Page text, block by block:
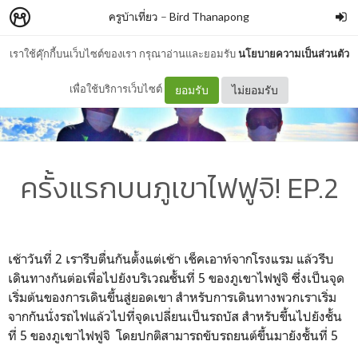
เราใช้คุ๊กกี้บนเว็บไซต์ของเรา กรุณาอ่านและยอมรับนโยบายความเป็นส่วนตัว
เพื่อใช้บริการเว็บไซต์ ยอมรับ ไม่ยอมรับ
ครูบ้าเที่ยว – Bird Thanapong
ครั้งแรกบนภูเขาไฟฟูจิ! EP.2
เช้าวันที่ 2 เรารีบตื่นกันตั้งแต่เช้า เช็คเอาท์จากโรงแรม แล้วรีบ
เดินทางกันต่อเพื่อไปยังบริเวณชั้นที่ 5 ของภูเขาไฟฟูจิ ซึ่งเป็นจุด
เริ่มต้นของการเดินขึ้นสู่ยอดเขา สำหรับการเดินทางพวกเราเริ่ม
จากกันนั่งรถไฟแล้วไปที่จุดเปลี่ยนเป็นรถบัส สำหรับขึ้นไปยังชั้น
ที่ 5 ของภูเขาไฟฟูจิ โดยปกติสามารถขับรถยนต์ขึ้นมายังชั้นที่ 5